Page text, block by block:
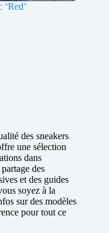
des sneakers
une sélection
dans
des
et des guides
soyez à la
sur des modèles
pour tout ce